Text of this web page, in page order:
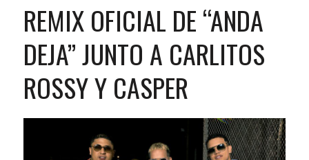
REMIX OFICIAL DE “ANDA
DEJA” JUNTO A CARLITOS
ROSSY Y CASPER